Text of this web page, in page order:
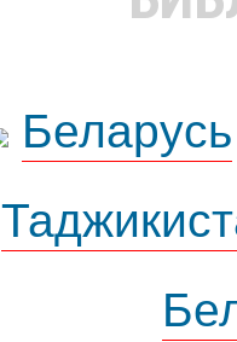
Беларусь